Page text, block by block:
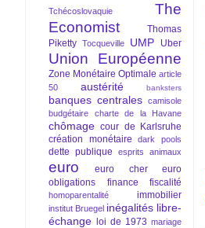
Tchécoslovaquie
The
Economist
Thomas
Piketty Tocqueville UMP Uber
Union Européenne
Zone Monétaire Optimale article
50
austérité banksters
banques centrales camisole
budgétaire
charte de la Havane
chômage cour de Karlsruhe
création monétaire
dark pools
dette publique esprits animaux
euro euro cher
euro
obligations
finance fiscalité
homoparentalité immobilier
institut Bruegel inégalités libre-
échange
loi de 1973 mariage